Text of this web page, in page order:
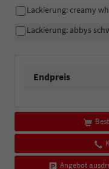
Lackierung: creamy
Lackierung: abbys
Endpreis
Angebot